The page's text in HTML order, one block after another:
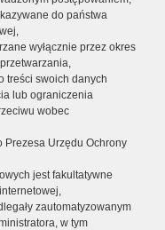
do państwa
wyłącznie przez okres
treści swoich danych
lub ograniczenia
wobec
Prezesa Urzędu Ochrony
jest fakultatywne
zautomatyzowanym
w tym